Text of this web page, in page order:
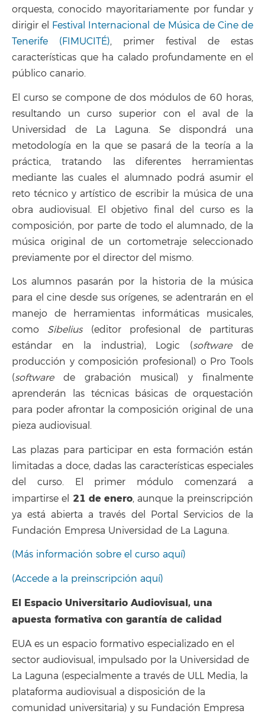
orquesta, conocido mayoritariamente por fundar y
dirigir el Festival Internacional de Música de Cine de
Tenerife (FIMUCITÉ), primer festival de estas
características que ha calado profundamente en el
público canario.
El curso se compone de dos módulos de 60 horas,
resultando un curso superior con el aval de la
Universidad de La Laguna. Se dispondrá una
metodología en la que se pasará de la teoría a la
práctica, tratando las diferentes herramientas
mediante las cuales el alumnado podrá asumir el
reto técnico y artístico de escribir la música de una
obra audiovisual. El objetivo final del curso es la
composición, por parte de todo el alumnado, de la
música original de un cortometraje seleccionado
previamente por el director del mismo.
Los alumnos pasarán por la historia de la música
para el cine desde sus orígenes, se adentrarán en el
manejo de herramientas informáticas musicales,
como Sibelius(editor profesional de partituras
estándar en la industria), Logic (softwarede
producción y composición profesional) o Pro Tools
(softwarede grabación musical) y finalmente
aprenderán las técnicas básicas de orquestación
para poder afrontar la composición original de una
pieza audiovisual.
Las plazas para participar en esta formación están
limitadas a doce, dadas las características especiales
del curso. El primer módulo comenzará a
impartirse el 21 de enero, aunque la preinscripción
ya está abierta a través del Portal Servicios de la
Fundación Empresa Universidad de La Laguna.
(Más información sobre el curso aquí)
(Accede a la preinscripción aquí)
El Espacio Universitario Audiovisual, una
apuesta formativa con garantía de calidad
EUA es un espacio formativo especializado en el
sector audiovisual, impulsado por la Universidad de
La Laguna (especialmente a través de ULL Media, la
plataforma audiovisual a disposición de la
comunidad universitaria) y su Fundación Empresa